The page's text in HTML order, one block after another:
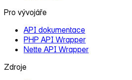
Pro vývojáře
API dokumentace
PHP API Wrapper
Nette API Wrapper
Zdroje